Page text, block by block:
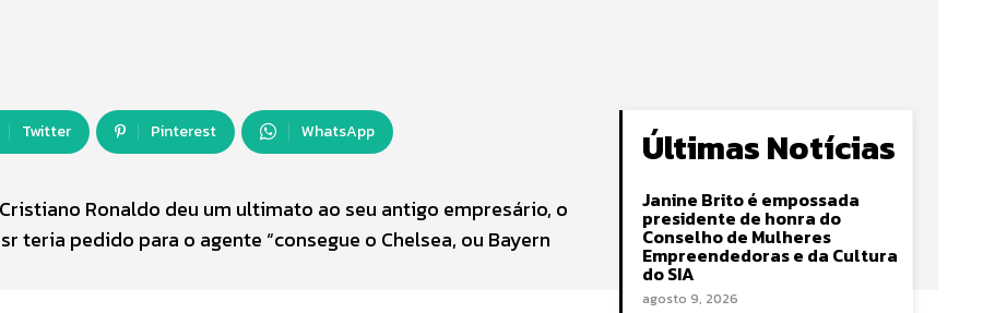
Twitter Pinterest WhatsApp
Cristiano Ronaldo deu um ultimato ao seu antigo empresário, o
teria pedido para o agente “consegue o Chelsea, ou Bayern
Últimas Notícias
Janine Brito é empossada
presidente de honra do
Conselho de Mulheres
Empreendedoras e da Cultura
do SIA
agosto 9, 2026